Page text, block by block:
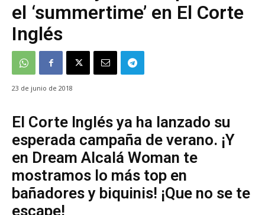
el ‘summertime’ en El Corte
Inglés
23 de junio de 2018
El Corte Inglés ya ha lanzado su
esperada campaña de verano. ¡Y
en Dream Alcalá Woman te
mostramos lo más top en
bañadores y biquinis! ¡Que no se te
escape!